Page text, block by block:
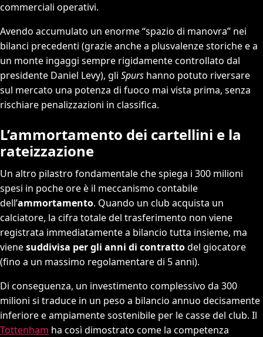
commerciali operativi.
Avendo accumulato un enorme “spazio di manovra” nei
bilanci precedenti (grazie anche a plusvalenze storiche e a
un monte ingaggi sempre rigidamente controllato dal
presidente Daniel Levy), gli Spurs hanno potuto riversare
sul mercato una potenza di fuoco mai vista prima, senza
rischiare penalizzazioni in classifica.
L’ammortamento dei cartellini e la
rateizzazione
Un altro pilastro fondamentale che spiega i 300 milioni
spesi in poche ore è il meccanismo contabile
dell’ammortamento. Quando un club acquista un
calciatore, la cifra totale del trasferimento non viene
registrata immediatamente a bilancio tutta insieme, ma
vienesuddivisa per gli anni di contrattodel giocatore
(fino a un massimo regolamentare di 5 anni).
Di conseguenza, un investimento complessivo da 300
milioni si traduce in un peso a bilancio annuo decisamente
inferiore e ampiamente sostenibile per le casse del club. Il
Tottenham ha così dimostrato come la competenza